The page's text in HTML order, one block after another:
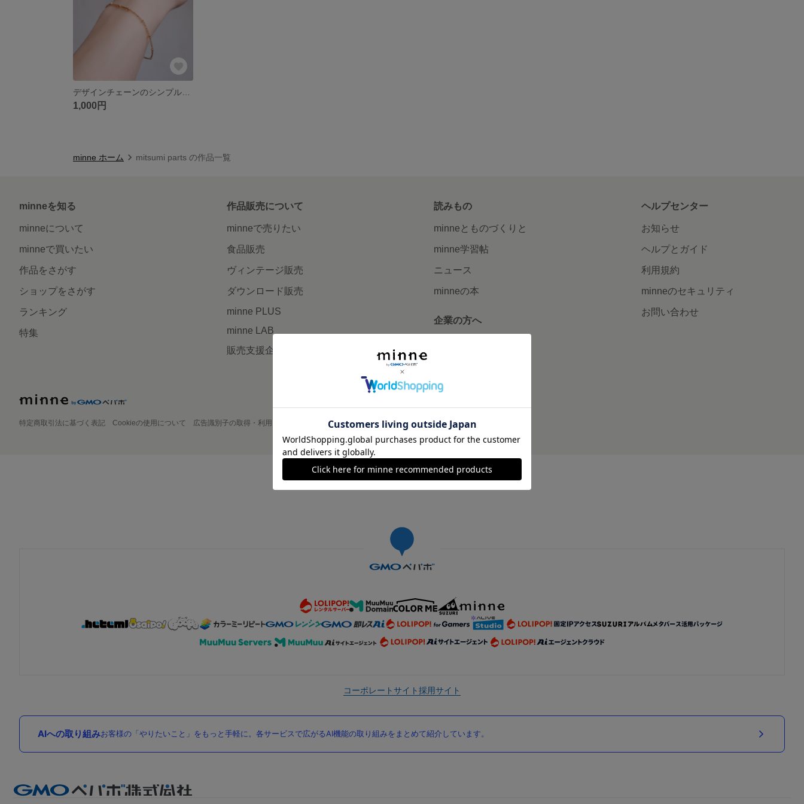
1,000円
minne ホーム mitsumi parts の作品一覧
minneを知る
minneについて
minneで買いたい
作品をさがす
ショップをさがす
ランキング
特集
作品販売について
minneで売りたい
食品販売
ヴィンテージ販売
ダウンロード販売
minne PLUS
minne LAB
販売支援企画・イベント
読みもの
minneとものづくりと
minne学習帖
ニュース
minneの本
企業の方へ
ヘルプセンター
お知らせ
ヘルプとガイド
利用規約
minneのセキュリティ
お問い合わせ
特定商取引法に基づく表記 Cookieの使用について 広告識別子の取得・利用 プライバシーポリシー 会社概要 採用情報 メディアキット
©GMO Pepabo, Inc. All rights reserved.
コーポレートサイト採用サイト
AIへの取り組みお客様の「やりたいこと」をもっと手軽に。各サービスで広がるAI機能の取り組みをまとめて紹介しています。